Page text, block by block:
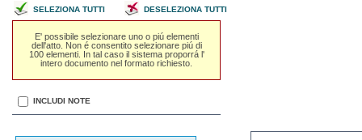
SELEZIONA TUTTI DESELEZIONA TUTTI
E' possibile selezionare uno o piú elementi
dell'atto. Non é consentito selezionare piú di
100 elementi. In tal caso il sistema proporrá l'
intero documento nel formato richiesto.
INCLUDI NOTE